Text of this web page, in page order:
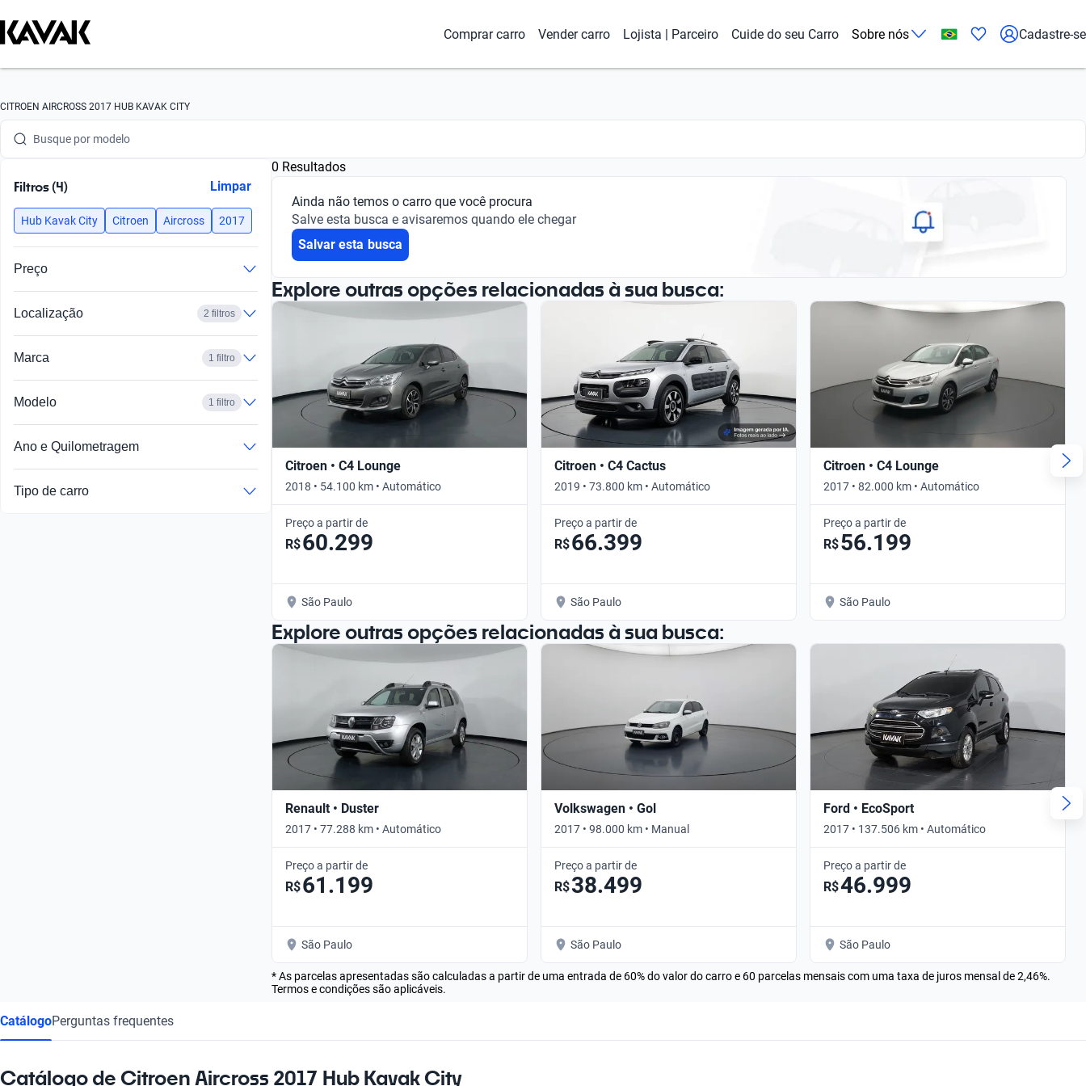
Comprar carro Vender carro Lojista | Parceiro Cuide do seu Carro Sobre nós Cadastre-se
CITROEN AIRCROSS 2017 HUB KAVAK CITY
Busque por marca
Busque por modelo
Busque por ano
Busque por marca
Busque por versão
Busque por ano
Filtros (4) Limpar
Hub Kavak City Citroen Aircross 2017
Preço
Localização 2 filtros
Marca 1 filtro
Modelo 1 filtro
Ano e Quilometragem
Tipo de carro
0 Resultados
Ainda não temos o carro que você procura
Salve esta busca e avisaremos quando ele chegar
Salvar esta busca
Explore outras opções relacionadas à sua busca:
Citroen • C4 Lounge
2018 • 54.100 km • Automático
Preço a partir de
R$60.299
São Paulo
Citroen • C4 Cactus
2019 • 73.800 km • Automático
Preço a partir de
R$66.399
São Paulo
Citroen • C4 Lounge
2017 • 82.000 km • Automático
Preço a partir de
R$56.199
São Paulo
Explore outras opções relacionadas à sua busca:
Renault • Duster
2017 • 77.288 km • Automático
Preço a partir de
R$61.199
São Paulo
Volkswagen • Gol
2017 • 98.000 km • Manual
Preço a partir de
R$38.499
São Paulo
Ford • EcoSport
2017 • 137.506 km • Automático
Preço a partir de
R$46.999
São Paulo
* As parcelas apresentadas são calculadas a partir de uma entrada de 60% do valor do carro e 60 parcelas mensais com uma taxa de juros mensal de 2,46%.
Termos e condições são aplicáveis.
CatálogoPerguntas frequentes
Catálogo de Citroen Aircross 2017 Hub Kavak City